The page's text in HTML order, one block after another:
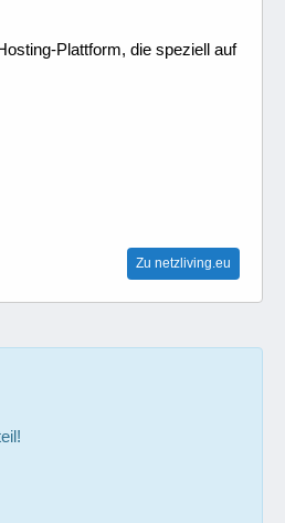
Plattform, die speziell auf
Zu netzliving.eu